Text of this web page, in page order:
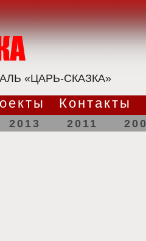
«ЦАРЬ-СКАЗКА»
Контакты
2013 2011